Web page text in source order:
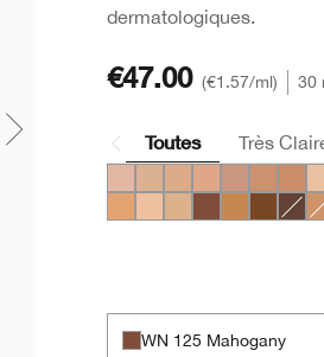
dermatologiques.
€47.00 €1.57/ml 30
Toutes Très
CN 40 Cream
CN 58 Honey
CN 74CN 90
CN
WN 125 Mahogany